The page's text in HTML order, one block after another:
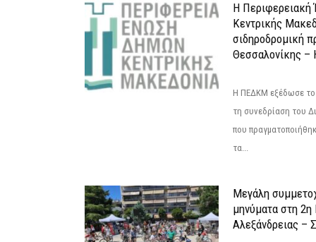
Η
Κεντρικής
σιδηροδρομική
Θεσσαλονίκης –
Η ΠΕΔΚΜ εξέδωσε το
τη συνεδρίαση του
που
τα...
Μεγάλη
μηνύματα στη
Αλεξάνδρειας –